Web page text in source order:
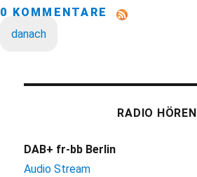
0 KOMMENTARE
danach
RADIO HÖREN
DAB+ fr-bb Berlin
Audio Stream